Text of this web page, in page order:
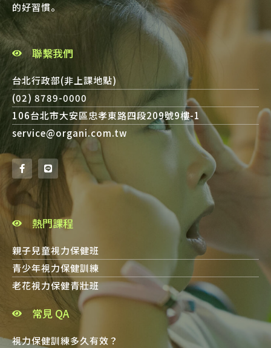
的好習慣。
聯繫我們
台北行政部(非上課地點)
(02) 8789-0000
106台北市大安區忠孝東路四段209號9樓-1
service@organi.com.tw
熱門課程
親子兒童視力保健班
青少年視力保健訓練
老花視力保健青壯班
常見 QA
視力保健訓練多久有效？